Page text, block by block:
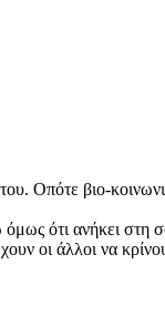
Οπότε βιο-
ότι ανήκει στη
οι άλλοι να